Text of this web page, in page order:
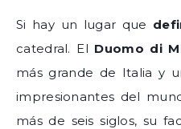
Si hay un lugar que
catedral. El Duomo di
más grande de Italia y
impresionantes del
más de seis siglos, su